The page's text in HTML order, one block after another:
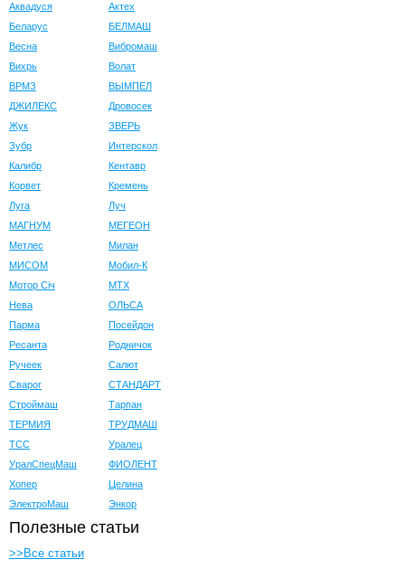
Аквадуся
Актех
Беларус
БЕЛМАШ
Весна
Вибромаш
Вихрь
Волат
ВРМЗ
ВЫМПЕЛ
ДЖИЛЕКС
Дровосек
Жук
ЗВЕРЬ
Зубр
Интерскол
Калибр
Кентавр
Корвет
Кремень
Луга
Луч
МАГНУМ
МЕГЕОН
Метлес
Милан
МИСОМ
Мобил-К
Мотор Сiч
МТХ
Нева
ОЛЬСА
Парма
Посейдон
Ресанта
Родничок
Ручеек
Салют
Сварог
СТАНДАРТ
Строймаш
Тарпан
ТЕРМИЯ
ТРУДМАШ
ТСС
Уралец
УралСпецМаш
ФИОЛЕНТ
Хопер
Целина
ЭлектроМаш
Энкор
Полезные статьи
>>Все статьи